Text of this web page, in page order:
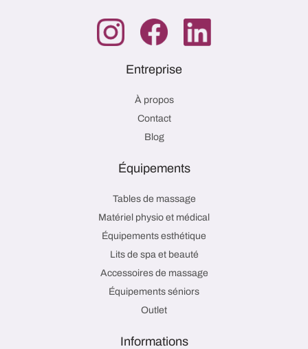
Entreprise
À propos
Contact
Blog
Équipements
Tables de massage
Matériel physio et médical
Équipements esthétique
Lits de spa et beauté
Accessoires de massage
Équipements séniors
Outlet
Informations